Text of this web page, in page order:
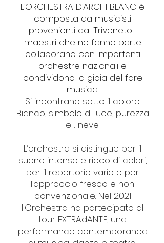
L’ORCHESTRA D’ARCHI BLANC è
composta da musicisti
provenienti dal Triveneto. I
maestri che ne fanno parte
collaborano con importanti
orchestre nazionali e
condividono la gioia del fare
musica.
Si incontrano sotto il colore
Bianco, simbolo di luce, purezza
e ... neve.
L’orchestra si distingue per il
suono intenso e ricco di colori,
per il repertorio vario e per
l’approccio fresco e non
convenzionale. Nel 2021
l'Orchestra ha partecipato al
tour EXTRAdANTE, una
performance contemporanea